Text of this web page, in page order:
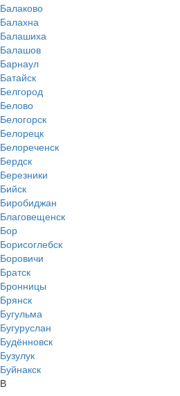
Балаково
Балахна
Балашиха
Балашов
Барнаул
Батайск
Белгород
Белово
Белогорск
Белорецк
Белореченск
Бердск
Березники
Бийск
Биробиджан
Благовещенск
Бор
Борисоглебск
Боровичи
Братск
Бронницы
Брянск
Бугульма
Бугуруслан
Будённовск
Бузулук
Буйнакск
В